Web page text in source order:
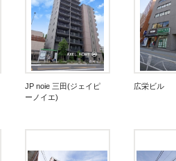
JP noie 三田(ジェイピ
ーノイエ)
広栄ビル